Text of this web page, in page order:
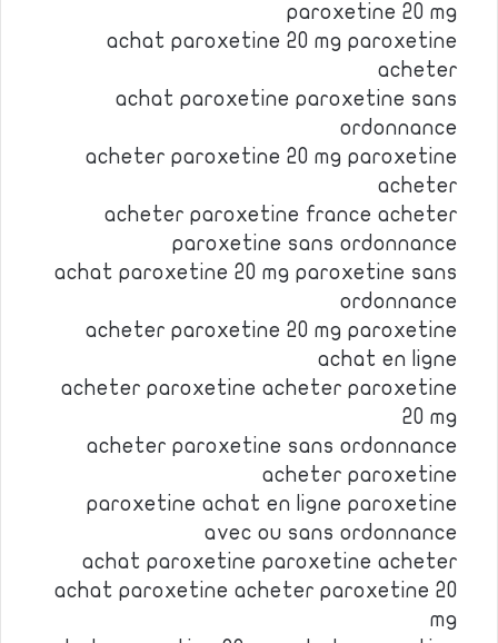
paroxetine 20 mg
achat paroxetine 20 mg paroxetine
acheter
achat paroxetine paroxetine sans
ordonnance
acheter paroxetine 20 mg paroxetine
acheter
acheter paroxetine france acheter
paroxetine sans ordonnance
achat paroxetine 20 mg paroxetine sans
ordonnance
acheter paroxetine 20 mg paroxetine
achat en ligne
acheter paroxetine acheter paroxetine
20 mg
acheter paroxetine sans ordonnance
acheter paroxetine
paroxetine achat en ligne paroxetine
avec ou sans ordonnance
achat paroxetine paroxetine acheter
achat paroxetine acheter paroxetine 20
mg